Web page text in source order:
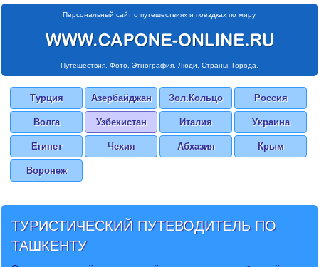
Персональный сайт о путешествиях и поездках по миру
Путешествия. Фото. Этнография. Люди. Страны. Города.
Турция Азербайджан Зол.Кольцо Россия
Волга Узбекистан Италия Украина
Египет Чехия Абхазия Крым
Воронеж
ТУРИСТИЧЕСКИЙ ПУТЕВОДИТЕЛЬ ПО
ТАШКЕНТУ